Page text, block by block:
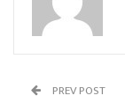
PREV POST